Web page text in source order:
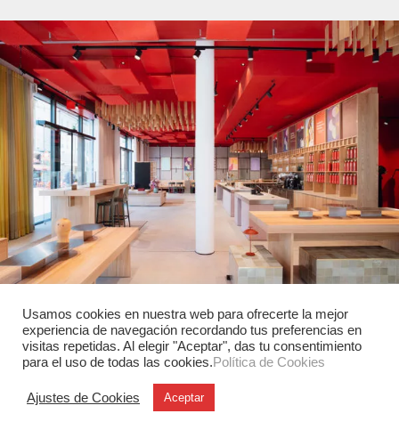
Interiorismo
Moments Tirol: un paisaje construido
En Innsbruck, Büro Schmücking transforma la identidad
compleja del Tirol en una experiencia espacial de 250
Usamos cookies en nuestra web para ofrecerte la mejor
experiencia de navegación recordando tus preferencias en
visitas repetidas. Al elegir "Aceptar", das tu consentimiento
para el uso de todas las cookies.Política de Cookies
Ajustes de Cookies Aceptar